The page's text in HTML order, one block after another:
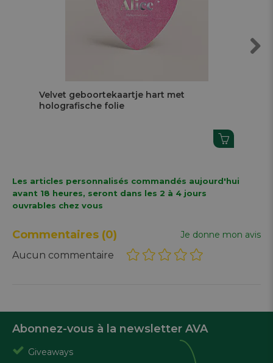
Velvet geboortekaartje hart met
holografische folie
Les articles personnalisés commandés aujourd'hui
avant 18 heures, seront dans les 2 à 4 jours
ouvrables chez vous
Commentaires (0) Je donne mon avis
Aucun commentaire
Abonnez-vous à la newsletter AVA
Giveaways